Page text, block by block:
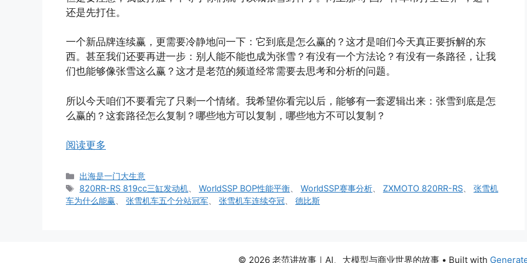
还是先打住。
一个新品牌连续赢，更需要冷静地问一下：它到底是怎么赢的？这才是咱们今天真正要拆解的东
西。甚至我们还要再进一步：别人能不能也成为张雪？有没有一个方法论？有没有一条路径，让我
们也能够像张雪这么赢？这才是老范的频道经常需要去思考和分析的问题。
所以今天咱们不要看完了只剩一个情绪。我希望你看完以后，能够有一套逻辑出来：张雪到底是怎
么赢的？这套路径怎么复制？哪些地方可以复制，哪些地方不可以复制？
阅读更多
分
类
出海是一门大生意
标
签
820RR-RS 819cc三缸发动机 、WorldSSP BOP性能平衡 、WorldSSP赛事分析 ZXMOTO 820RR-RS 、张雪机
车为什么能赢
张雪机车五个分站冠军 张雪机车连续夺冠 德比斯
© 2026 老范讲故事｜AI、大模型与商业世界的故事• Built with